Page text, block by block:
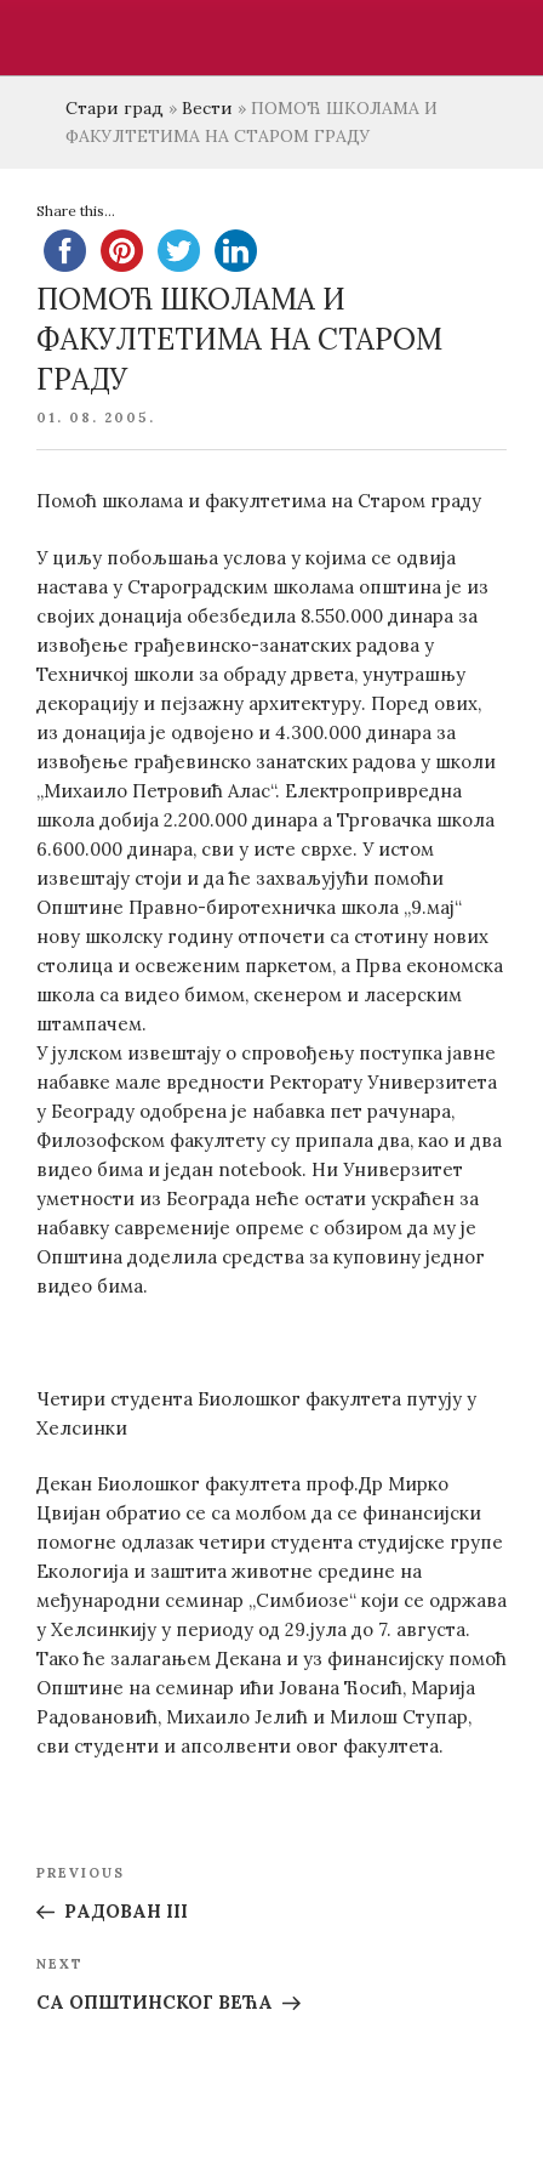
Стари град » Вести » ПОМОЋ ШКОЛАМА И
ФАКУЛТЕТИМА НА СТАРОМ ГРАДУ
Share this...
ПОМОЋ ШКОЛАМА И
ФАКУЛТЕТИМА НА СТАРОМ
ГРАДУ
POSTED
01. 08. 2005.
Помоћ школама и факултетима на Старом граду
У циљу побољшања услова у којима се одвија
настава у Староградским школама општина је из
својих донација обезбедила 8.550.000 динара за
извођење грађевинско-занатских радова у
Техничкој школи за обраду дрвета, унутрашњу
декорацију и пејзажну архитектуру. Поред ових,
из донација је одвојено и 4.300.000 динара за
извођење грађевинско занатских радова у школи
„Михаило Петровић Алас“. Електропривредна
школа добија 2.200.000 динара а Трговачка школа
6.600.000 динара, сви у исте сврхе. У истом
извештају стоји и да ће захваљујући помоћи
Општине Правно-биротехничка школа „9.мај“
нову школску годину отпочети са стотину нових
столица и освеженим паркетом, а Прва економска
школа са видео бимом, скенером и ласерским
штампачем.
У јулском извештају о спровођењу поступка јавне
набавке мале вредности Ректорату Универзитета
у Београду одобрена је набавка пет рачунара,
Филозофском факултету су припала два, као и два
видео бима и један notebook. Ни Универзитет
уметности из Београда неће остати ускраћен за
набавку савременије опреме с обзиром да му је
Општина доделила средства за куповину једног
видео бима.
Четири студента Биолошког факултета путују у
Хелсинки
Декан Биолошког факултета проф.Др Мирко
Цвијан обратио се са молбом да се финансијски
помогне одлазак четири студента студијске групе
Екологија и заштита животне средине на
међународни семинар „Симбиозе“ који се одржава
у Хелсинкију у периоду од 29.јула до 7. августа.
Тако ће залагањем Декана и уз финансијску помоћ
Општине на семинар ићи Јована Ћосић, Марија
Радовановић, Михаило Јелић и Милош Ступар,
сви студенти и апсолвенти овог факултета.
Previous
Post
PREVIOUS
РАДОВАН III
Next
Post
NEXT
СА ОПШТИНСКОГ ВЕЋА